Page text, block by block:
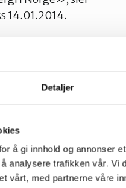
Detaljer
å gi innhold og annonser
analysere trafikken vår. Vi
vårt, med partnerne våre
14.01.2014.
deltakere skriver om
miljø, SRN, har
om
og SABIMA er enige
for raskt og på